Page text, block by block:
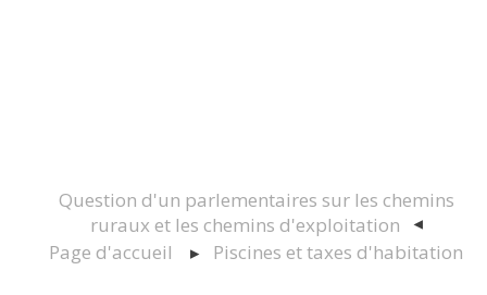
Question d'un parlementaires sur les chemins
ruraux et les chemins d'exploitation
Page d'accueil
Piscines et taxes d'habitation